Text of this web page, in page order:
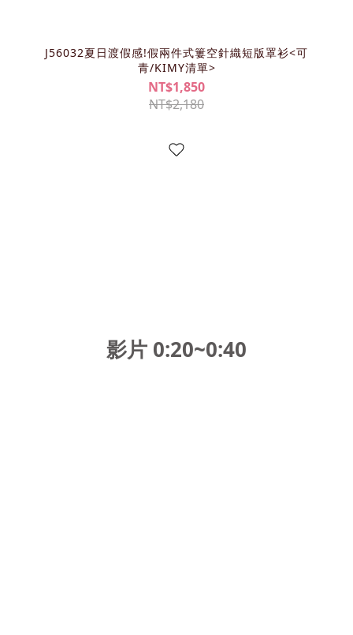
J56032夏日渡假感!假兩件式簍空針織短版罩衫<可
青/KIMY清單>
NT$1,850
NT$2,180
影片 0:20~0:40